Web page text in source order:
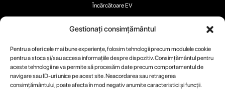
Gestionați consimțământul
Pentru a oferi cele mai bune experiențe, folosim tehnologii precum modulele cookie
pentru a stoca și/sau accesa informațiile despre dispozitiv. Consimțământul pentru
aceste tehnologii ne va permite să procesăm date precum comportamentul de
navigare sau ID-uri unice pe acest site. Neacordarea sau retragerea
consimțământului, poate afecta în mod negativ anumite caracteristici și funcții.
Încărcătoare EV
Urmați-ne: